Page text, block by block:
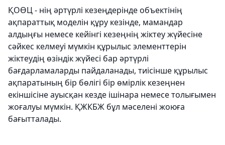
ҚОӨЦ - нің әртүрлі кезеңдерінде объектінің
ақпараттық моделін құру кезінде, мамандар
алдыңғы немесе кейінгі кезеңнің жіктеу жүйесіне
сәйкес келмеуі мүмкін құрылыс элементтерін
жіктеудің өзіндік жүйесі бар әртүрлі
бағдарламаларды пайдаланады, тиісінше құрылыс
ақпаратының бір бөлігі бір өмірлік кезеңнен
екіншісіне ауысқан кезде ішінара немесе толығымен
жоғалуы мүмкін. ҚЖКБЖ бұл мәселені жоюға
бағытталады.